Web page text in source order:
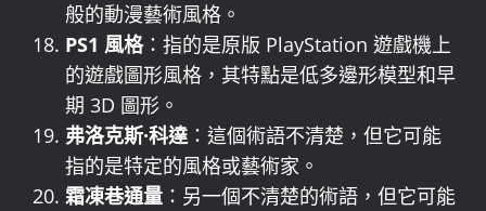
般的動漫藝術風格。
PS1 風格：指的是原版 PlayStation 遊戲機上
的遊戲圖形風格，其特點是低多邊形模型和早
期 3D 圖形。
弗洛克斯·科達：這個術語不清楚，但它可能
指的是特定的風格或藝術家。
霜凍巷通量 ：另一個不清楚的術語，但它可能